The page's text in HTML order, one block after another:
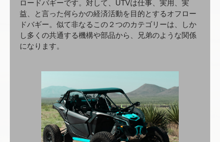
ロードバギーです。対して、UTVは仕事、実用、実
益、と言った何らかの経済活動を目的とするオフロー
ドバギー。似て非なるこの２つのカテゴリーは、しか
し多くの共通する機構や部品から、兄弟のような関係
になります。